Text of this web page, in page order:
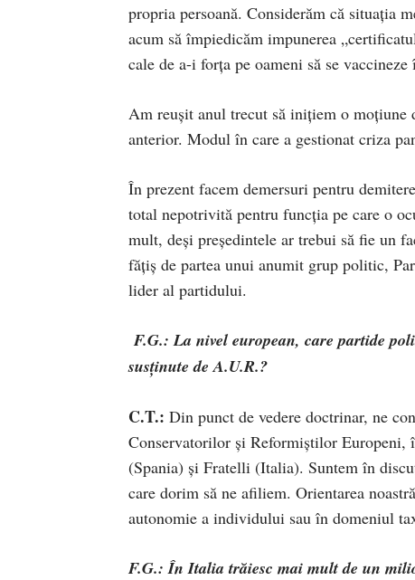
propria persoană. Considerăm că situația
acum să împiedicăm impunerea
cale de a-i forța pe oameni să se
Am reușit anul trecut să inițiem o moțiune
anterior. Modul în care a gestionat criza
În prezent facem demersuri pentru
total nepotrivită pentru funcția pe care o
mult, deși președintele ar trebui să fie un
fățiș de partea unui anumit grup politic,
lider al partidului.
F.G.: La nivel european, care partide
susținute de A.U.R.?
C.T.: Din punct de vedere doctrinar, ne
Conservatorilor și Reformiștilor
(Spania) și Fratelli (Italia). Suntem în
care dorim să ne afiliem. Orientarea
autonomie a individului sau în domeniul
F.G.: În Italia trăiesc mai mult de un